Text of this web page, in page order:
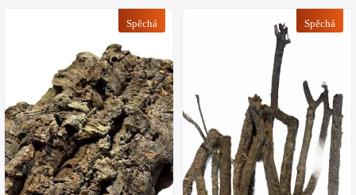
Spěchá Spěchá